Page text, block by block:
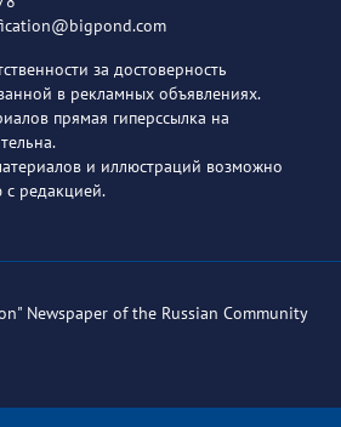
за достоверность
в рекламных объявлениях.
прямая гиперссылка на
и иллюстраций возможно
с редакцией.
Newspaper of the Russian Community